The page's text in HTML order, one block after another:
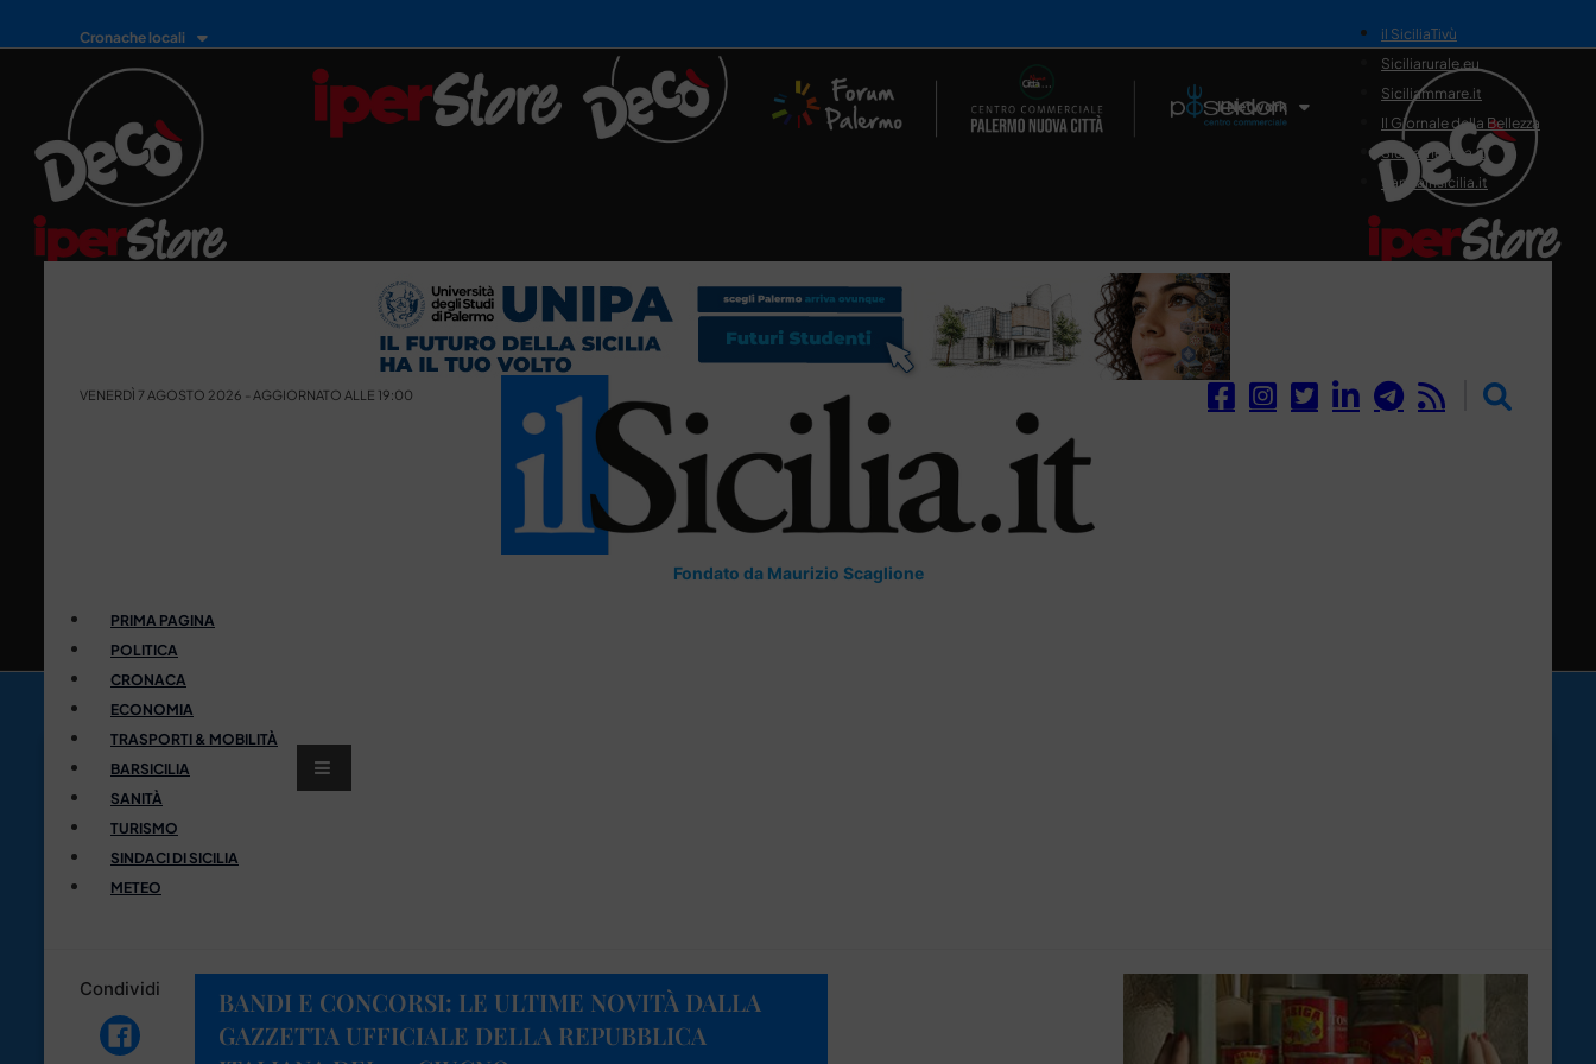
Cronache locali
Il Network
il SiciliaTivù
Siciliarurale.eu
Siciliammare.it
Il Giornale della Bellezza
Siciliamedica.it
Sanitainsicilia.it
VENERDÌ 7 AGOSTO 2026 - AGGIORNATO ALLE 19:00
Fondato da Maurizio Scaglione
PRIMA PAGINA
POLITICA
CRONACA
ECONOMIA
TRASPORTI & MOBILITÀ
BARSICILIA
SANITÀ
TURISMO
SINDACI DI SICILIA
METEO
Condividi
BANDI E CONCORSI: LE ULTIME NOVITÀ DALLA
GAZZETTA UFFICIALE DELLA REPUBBLICA